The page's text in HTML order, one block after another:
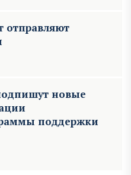
отправляют
новые
поддержки